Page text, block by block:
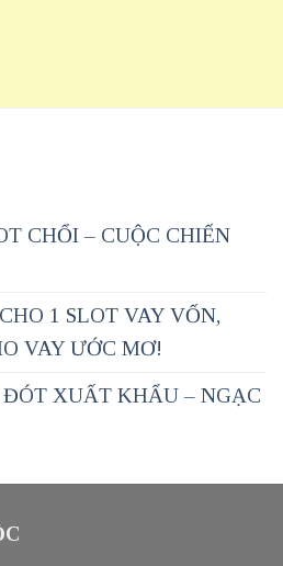
CHỔI – CUỘC CHIẾN
1 SLOT VAY VỐN,
VAY ƯỚC MƠ!
ĐÓT XUẤT KHẨU – NGẠC